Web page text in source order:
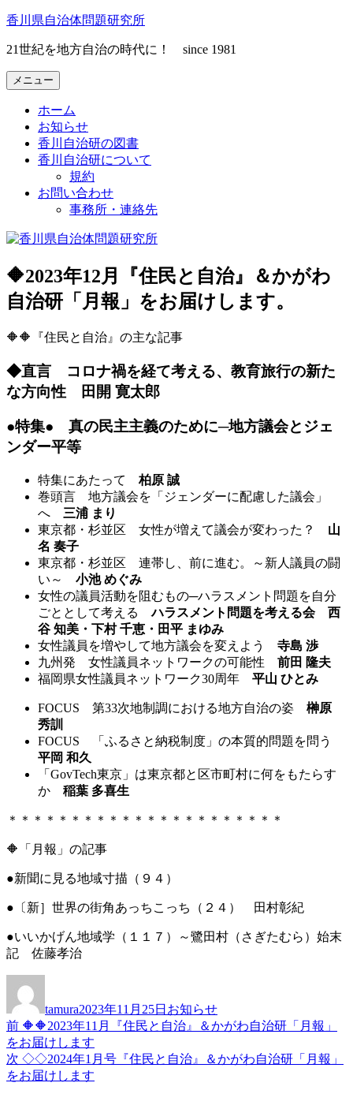
コ
テ
ン
ツ
香川県自治体問題研究所
21世紀を地方自治の時代に！ since 1981
メニュー
ホーム
お知らせ
香川自治研の図書
香川自治研について
規約
お問い合わせ
事務所・連絡先
🔶2023年12月『住民と自治』＆かがわ
自治研「月報」をお届けします。
🔶🔶『住民と自治』の主な記事
◆直言 コロナ禍を経て考える、教育旅行の新た
な方向性
田開 寛太郎
●特集● 真の民主主義のために─地方議会とジェ
ンダー平等
特集にあたって柏原 誠
巻頭言 地方議会を「ジェンダーに配慮した議会」
へ 三浦 まり
東京都・杉並区 女性が増えて議会が変わった？ 山
名 奏子
東京都・杉並区 連帯し、前に進む。～新人議員の闘
い～ 小池 めぐみ
女性の議員活動を阻むもの─ハラスメント問題を自分
ごととして考えるハラスメント問題を考える会 西
谷 知美・下村 千恵・田平 まゆみ
女性議員を増やして地方議会を変えよう 寺島 渉
九州発 女性議員ネットワークの可能性 前田 隆夫
福岡県女性議員ネットワーク30周年 平山 ひとみ
FOCUS 第33次地制調における地方自治の姿 榊原
秀訓
FOCUS 「ふるさと納税制度」の本質的問題を問う
平岡 和久
「GovTech東京」は東京都と区市町村に何をもたらす
か 稲葉 多喜生
＊＊＊＊＊＊＊＊＊＊＊＊＊＊＊＊＊＊＊＊＊＊
🔶「月報」の記事
●新聞に見る地域寸描（９４）
●〔新］世界の街角あっちこっち（２４） 田村彰紀
●いいかげん地域学（１１７）～鷺田村（さぎたむら）始末
記 佐藤孝治
者
tamura日:
2023年11月25日ゴ
リ
お知らせ
投
稿
ナ
前 前
の
投
稿:
🔶🔶2023年11月『住民と自治』＆かがわ自治研「月報」
をお届けします
次 次
の
◇◇2024年1月号『住民と自治』＆かがわ自治研「月報」
をお届けします